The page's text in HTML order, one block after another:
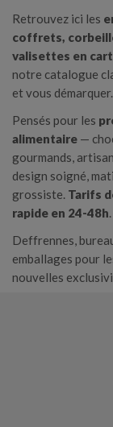
Retrouvez ici les
coffrets,
valisettes en
notre catalogue
et vous démarquer.
Pensés pour les
alimentaire —
gourmands,
design soigné,
grossiste. Tarifs
rapide en 24-48h
Deffrennes,
emballages pour
nouvelles